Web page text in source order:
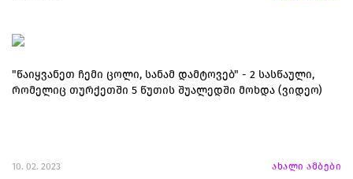
"წაიყვანეთ ჩემი ცოლი, სანამ დამტოვებ" - 2 სასწაული,
რომელიც თურქეთში 5 წუთის შუალედში მოხდა (ვიდეო)
10. 02. 2023 ახალი ამბები